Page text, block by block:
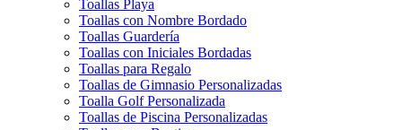
Toallas Playa
Toallas con Nombre Bordado
Toallas Guardería
Toallas con Iniciales Bordadas
Toallas para Regalo
Toallas de Gimnasio Personalizadas
Toalla Golf Personalizada
Toallas de Piscina Personalizadas